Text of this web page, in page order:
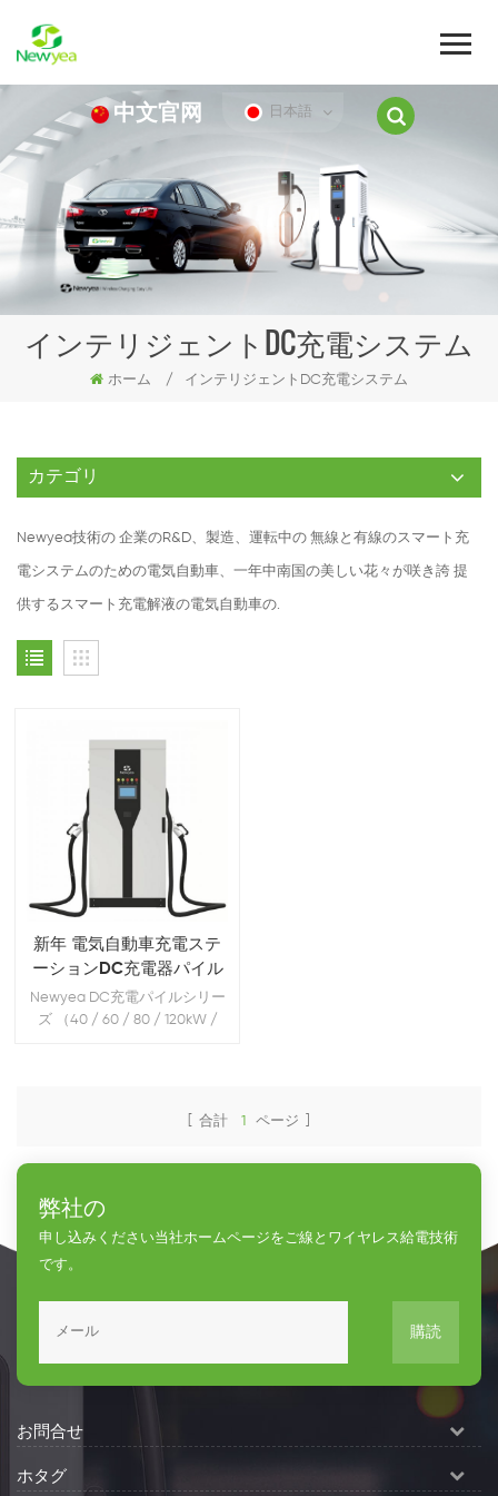
中文官网 日本語
インテリジェントDC充電システム
ホーム / インテリジェントDC充電システム
カテゴリ
Newyea技術の 企業のR&D、製造、運転中の 無線と有線のスマート充
電システムのための電気自動車、一年中南国の美しい花々が咲き誇 提
供するスマート充電解液の電気自動車の.
新年 電気自動車充電ステ
ーションDC充電器パイル
シリーズ
Newyea DC充電パイルシリー
ズ （40 / 60 / 80 / 120kW /
[ 合計 1 ページ ]
弊社の
申し込みください当社ホームページをご線とワイヤレス給電技術
です。
購読
お問合せ
ホタグ